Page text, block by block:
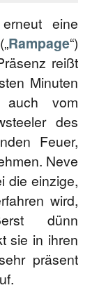
eine
Rampage“)
reißt
Minuten
vom
des
Feuer,
Neve
die einzige,
wird,
dünn
sie in ihren
präsent